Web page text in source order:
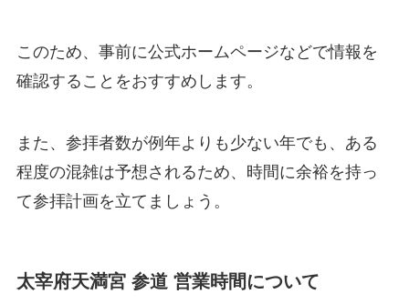
このため、事前に公式ホームページなどで情報を
確認することをおすすめします。
また、参拝者数が例年よりも少ない年でも、ある
程度の混雑は予想されるため、時間に余裕を持っ
て参拝計画を立てましょう。
太宰府天満宮 参道 営業時間について